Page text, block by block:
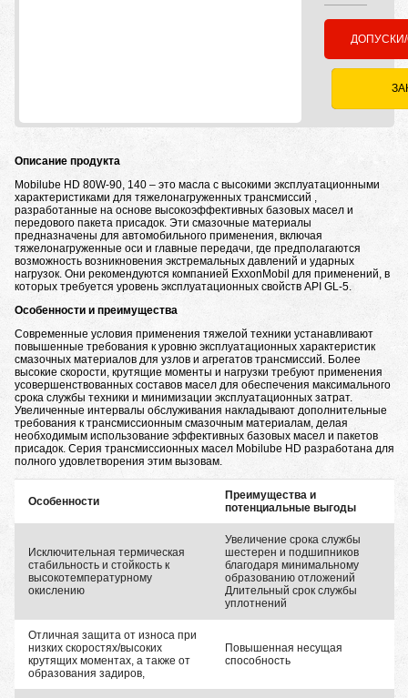
Описание продукта
Mobilube HD 80W-90, 140 – это масла с высокими эксплуатационными
характеристиками для тяжелонагруженных трансмиссий ,
разработанные на основе высокоэффективных базовых масел и
передового пакета присадок. Эти смазочные материалы
предназначены для автомобильного применения, включая
тяжелонагруженные оси и главные передачи, где предполагаются
возможность возникновения экстремальных давлений и ударных
нагрузок. Они рекомендуются компанией ExxonMobil для применений, в
которых требуется уровень эксплуатационных свойств API GL-5.
Особенности и преимущества
Современные условия применения тяжелой техники устанавливают
повышенные требования к уровню эксплуатационных характеристик
смазочных материалов для узлов и агрегатов трансмиссий. Более
высокие скорости, крутящие моменты и нагрузки требуют применения
усовершенствованных составов масел для обеспечения максимального
срока службы техники и минимизации эксплуатационных затрат.
Увеличенные интервалы обслуживания накладывают дополнительные
требования к трансмиссионным смазочным материалам, делая
необходимым использование эффективных базовых масел и пакетов
присадок. Серия трансмиссионных масел Mobilube HD разработана для
полного удовлетворения этим вызовам.
Особенности
Преимущества и
потенциальные выгоды
Исключительная термическая
стабильность и стойкость к
высокотемпературному
окислению
Увеличение срока службы
шестерен и подшипников
благодаря минимальному
образованию отложений
Длительный срок службы
уплотнений
Отличная защита от износа при
низких скоростях/высоких
крутящих моментах, а также от
образования задиров,
Повышенная несущая
способность